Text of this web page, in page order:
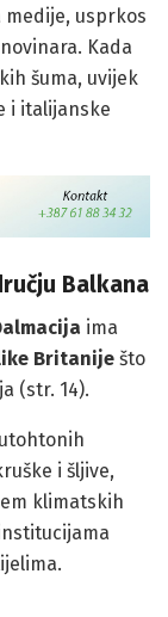
medije, usprkos
Kada
šuma, uvijek
i italijanske
Balkana
ima
Britanije što
(str. 14).
i šljive,
klimatskih